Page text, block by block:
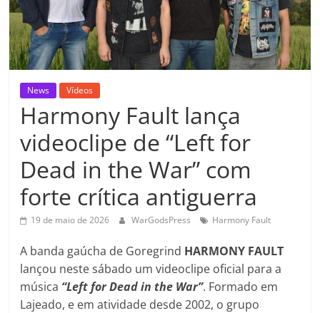
News Vídeos
Harmony Fault lança
videoclipe de “Left for
Dead in the War” com
forte crítica antiguerra
19 de maio de 2026 WarGodsPress Harmony Fault
A banda gaúcha de Goregrind HARMONY FAULT
lançou neste sábado um videoclipe oficial para a
música “Left for Dead in the War”. Formado em
Lajeado, e em atividade desde 2002, o grupo